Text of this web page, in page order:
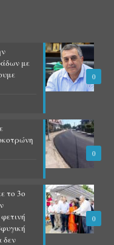
0
με
0
0
το 3ο
δεν